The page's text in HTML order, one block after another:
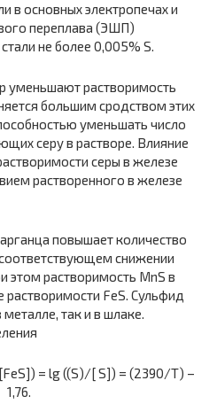
в основных электропечах и
переплава (ЭШП)
не более 0,005% S.
уменьшают растворимость
большим сродством этих
уменьшать число
серу в растворе. Влияние
серы в железе
растворенного в железе
повышает количество
снижении
этом растворимость MnS в
FeS. Сульфид
так и в шла­ке.
= lg ((S)/[ S]) = (2390/Т) –
1,76.